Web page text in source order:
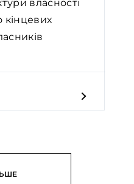
власності
кінцевих